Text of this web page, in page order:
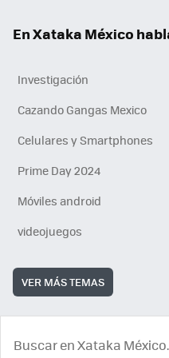
En Xataka México
Investigación
Cazando Gangas Mexico
Celulares y Smartphones
Prime Day 2024
Móviles android
videojuegos
VER MÁS TEMAS